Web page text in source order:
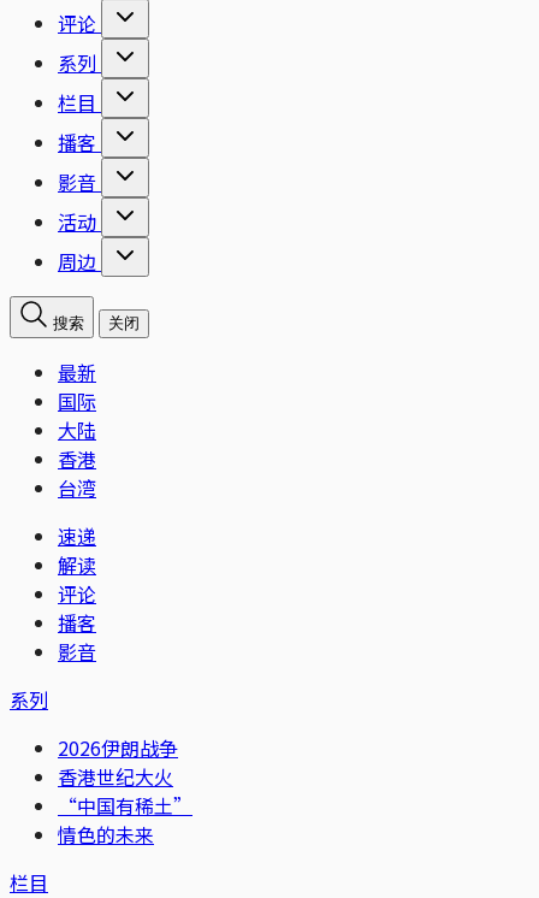
评论
系列
栏目
播客
影音
活动
周边
搜索 关闭
最新
国际
大陆
香港
台湾
速递
解读
评论
播客
影音
系列
2026伊朗战争
香港世纪大火
“中国有稀土”
情色的未来
栏目